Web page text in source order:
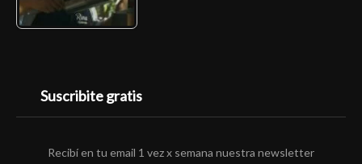
Suscribite gratis
Recibí en tu email 1 vez x semana nuestra newsletter